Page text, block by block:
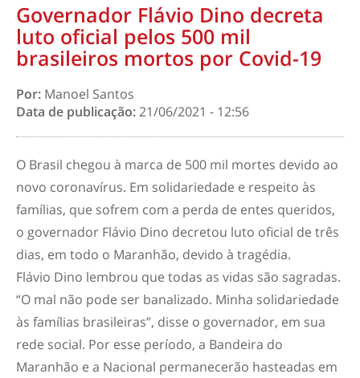
Governador Flávio Dino decreta
luto oficial pelos 500 mil
brasileiros mortos por Covid-19
Por: Manoel Santos
Data de publicação:21/06/2021 - 12:56
O Brasil chegou à marca de 500 mil mortes devido ao
novo coronavírus. Em solidariedade e respeito às
famílias, que sofrem com a perda de entes queridos,
o governador Flávio Dino decretou luto oficial de três
dias, em todo o Maranhão, devido à tragédia.
Flávio Dino lembrou que todas as vidas são sagradas.
“O mal não pode ser banalizado. Minha solidariedade
às famílias brasileiras”, disse o governador, em sua
rede social. Por esse período, a Bandeira do
Maranhão e a Nacional permanecerão hasteadas em